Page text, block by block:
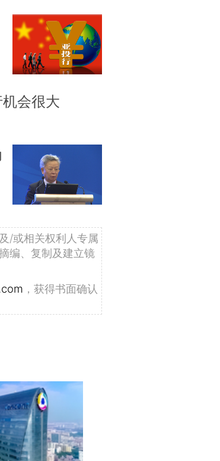
会很大
/或相关权利人专属
编、复制及建立镜
，获得书面确认